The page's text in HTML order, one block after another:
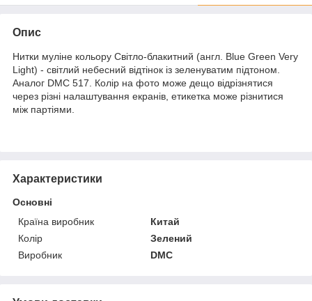
Опис
Нитки муліне кольору Світло-блакитний (англ. Blue Green Very
Light) - світлий небесний відтінок із зеленуватим підтоном.
Аналог DMC 517. Колір на фото може дещо відрізнятися
через різні налаштування екранів, етикетка може різнитися
між партіями.
Характеристики
Основні
Країна виробник
Китай
Колір
Зелений
Виробник
DMC